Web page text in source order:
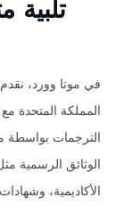
تلبية
في موتا وورد،
المملكة المتحدة مع
الترجمات بواسطة
الوثائق الرسمية
الأكاديمية،